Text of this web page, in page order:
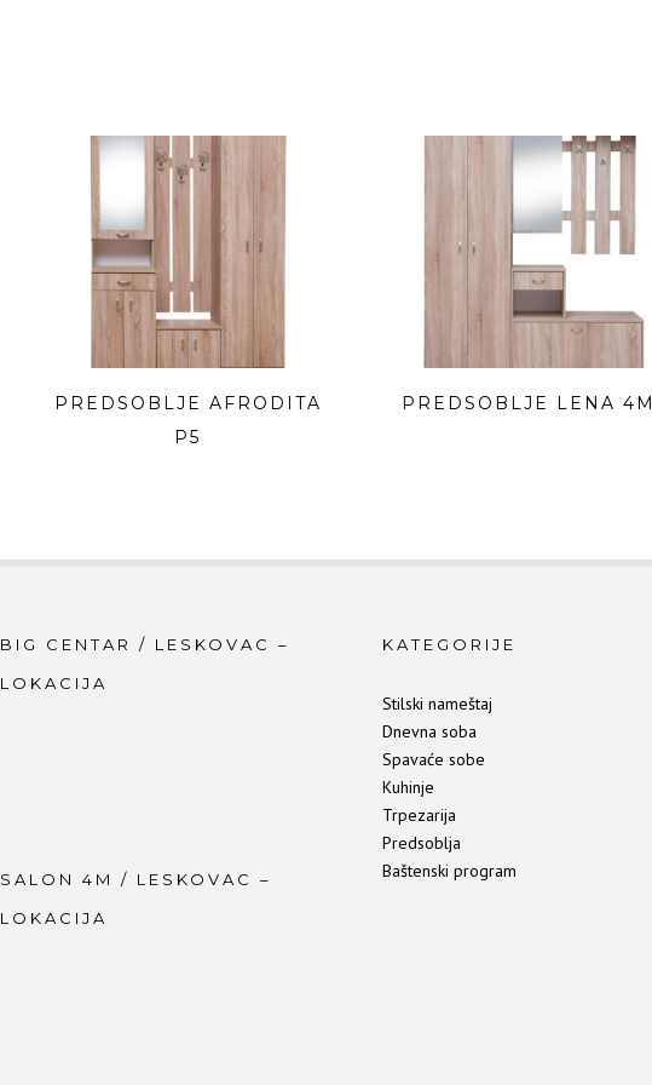
PREDSOBLJE AFRODITA
P5
PREDSOBLJE LENA 4M
BIG CENTAR / LESKOVAC –
LOKACIJA
SALON 4M / LESKOVAC –
LOKACIJA
KATEGORIJE
Stilski nameštaj
Dnevna soba
Spavaće sobe
Kuhinje
Trpezarija
Predsoblja
Baštenski program